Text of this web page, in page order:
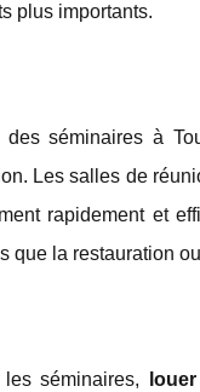
plus importants.
séminaires à
Les salles de
rapidement et
que la restauration
séminaires,